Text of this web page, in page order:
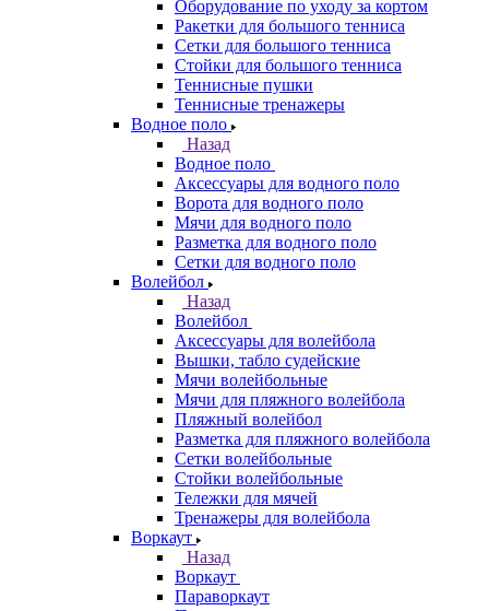
Оборудование по уходу за кортом
Ракетки для большого тенниса
Сетки для большого тенниса
Стойки для большого тенниса
Теннисные пушки
Теннисные тренажеры
Водное поло
Назад
Водное поло
Аксессуары для водного поло
Ворота для водного поло
Мячи для водного поло
Разметка для водного поло
Сетки для водного поло
Волейбол
Назад
Волейбол
Аксессуары для волейбола
Вышки, табло судейские
Мячи волейбольные
Мячи для пляжного волейбола
Пляжный волейбол
Разметка для пляжного волейбола
Сетки волейбольные
Стойки волейбольные
Тележки для мячей
Тренажеры для волейбола
Воркаут
Назад
Воркаут
Параворкаут